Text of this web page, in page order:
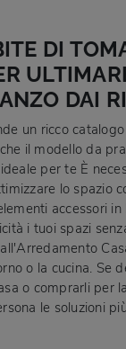
DI
DAI
un ricco
il modello da
per te È
lo spazio
accessori
i tuoi spazi
o la cucina. Se
o comprarli per
le soluzioni